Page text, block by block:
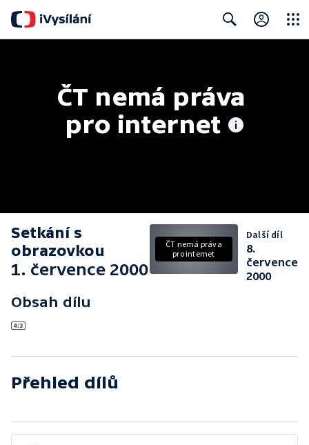
ČT nemá práva
pro internet
Setkání s
obrazovkou
1. července 2000
Obsah dílu
ČT nemá práva
pro internet
Další díl
8.
července
2000
Přehled dílů